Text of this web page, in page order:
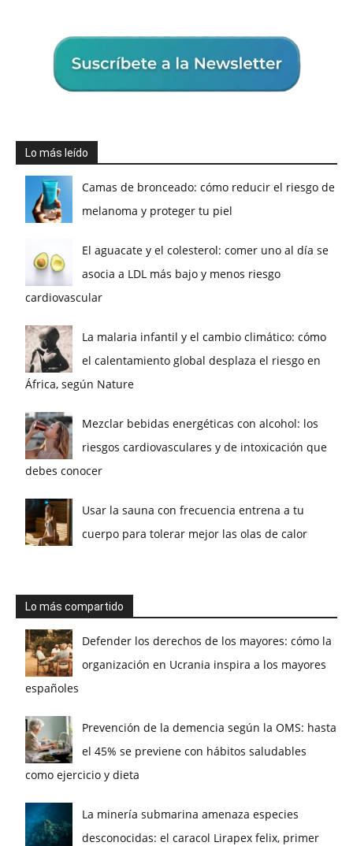
Lo más leído
Camas de bronceado: cómo reducir el riesgo de
melanoma y proteger tu piel
El aguacate y el colesterol: comer uno al día se
asocia a LDL más bajo y menos riesgo
cardiovascular
La malaria infantil y el cambio climático: cómo
el calentamiento global desplaza el riesgo en
África, según Nature
Mezclar bebidas energéticas con alcohol: los
riesgos cardiovasculares y de intoxicación que
debes conocer
Usar la sauna con frecuencia entrena a tu
cuerpo para tolerar mejor las olas de calor
Lo más compartido
Defender los derechos de los mayores: cómo la
organización en Ucrania inspira a los mayores
españoles
Prevención de la demencia según la OMS: hasta
el 45% se previene con hábitos saludables
como ejercicio y dieta
La minería submarina amenaza especies
desconocidas: el caracol Lirapex felix, primer